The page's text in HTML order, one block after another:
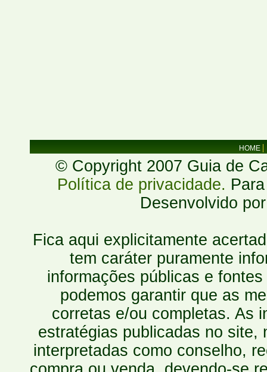
HOME
© Copyright 2007 Guia de
Política de privacidade.
Desenvolvido
Fica aqui explicitamente
tem caráter puramente
informações públicas e
podemos garantir que as
corretas e/ou completas. As
estratégias publicadas no site,
interpretadas como conselho,